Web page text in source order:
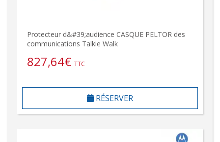
Protecteur d&#39;audience CASQUE PELTOR des
communications Talkie Walk
827,64€ TTC
RÉSERVER